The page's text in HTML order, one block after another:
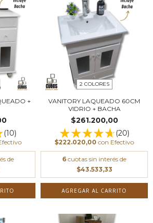
+
(10)
de
2 COLORES
VANITORY LAQUEADO 60CM
VIDRIO + BACHA
$261.200,00
(20)
$222.020,00 con Efectivo
6 cuotas sin interés de
$43.533,33
AGREGAR AL CARRITO